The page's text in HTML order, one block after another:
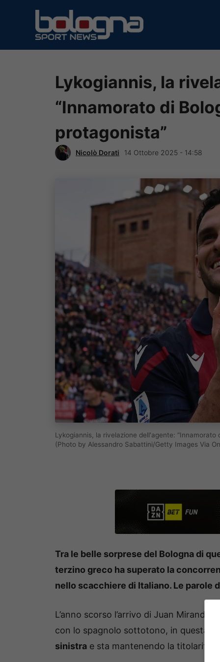
contenuto
Lykogiannis, la
“Innamorato di
protagonista”
Nicolò Dorati 14 Ottobre 2025 - 14:58
Lykogiannis, la rivelazione dell'agente:
(Photo by Alessandro Sabattini/Getty Images Via
Tra le belle sorprese del Bologna di
terzino greco ha superato la
nello scacchiere di Italiano. Le parole
L’anno scorso l’arrivo di Juan Miranda
con lo spagnolo sottotono, in questa
sinistra e sta mantenendo la titolarità